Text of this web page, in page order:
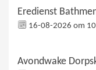
Eredienst
16-08-2026 om
Avondwake